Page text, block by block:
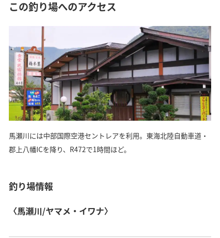
この釣り場へのアクセス
馬瀬川には中部国際空港セントレアを利用。東海北陸自動車道・
郡上八幡ICを降り、R472で1時間ほど。
釣り場情報
〈馬瀬川/ヤマメ・イワナ〉